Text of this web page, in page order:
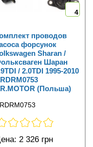
4
проводов
форсунок
Sharan /
Шаран
/ 2.0TDI 1995-2010
(Польша)
2 326 грн